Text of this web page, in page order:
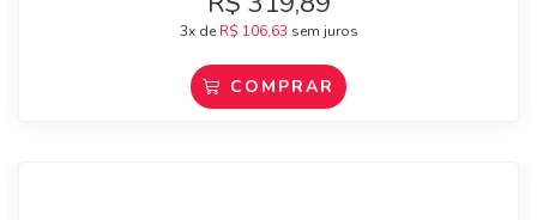
3x de R$ 106,63 sem juros
COMPRAR